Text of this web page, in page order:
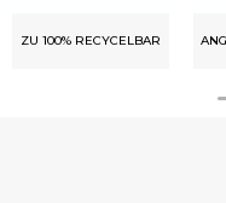
ZU 100% RECYCELBAR